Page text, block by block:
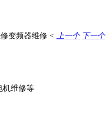
变频器维修 < 上一个 下一个
机维修等